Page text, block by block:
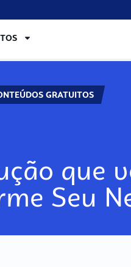
GRATUITOS
que
Seu